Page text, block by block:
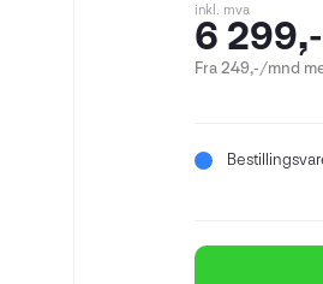
inkl. mva
6 299,-
Fra 249,-/mnd